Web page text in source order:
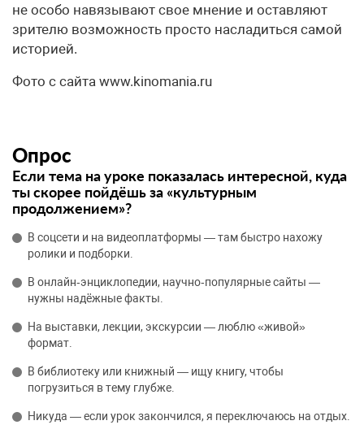
не особо навязывают свое мнение и оставляют
зрителю возможность просто насладиться самой
историей.
Фото с сайта www.kinomania.ru
Опрос
Если тема на уроке показалась интересной, куда
ты скорее пойдёшь за «культурным
продолжением»?
В соцсети и на видеоплатформы — там быстро нахожу
ролики и подборки.
В онлайн‑энциклопедии, научно‑популярные сайты —
нужны надёжные факты.
На выставки, лекции, экскурсии — люблю «живой»
формат.
В библиотеку или книжный — ищу книгу, чтобы
погрузиться в тему глубже.
Никуда — если урок закончился, я переключаюсь на отдых.